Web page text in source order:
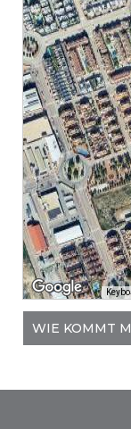
WIE KOMMT